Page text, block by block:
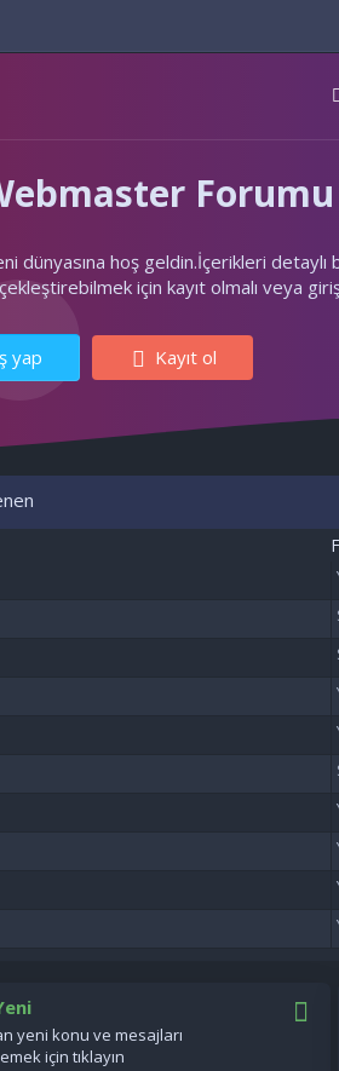
hoş geldin.İçerikleri
için kayıt olmalı veya giriş
yap Kayıt ol
yeni konu ve mesajları
için tıklayın